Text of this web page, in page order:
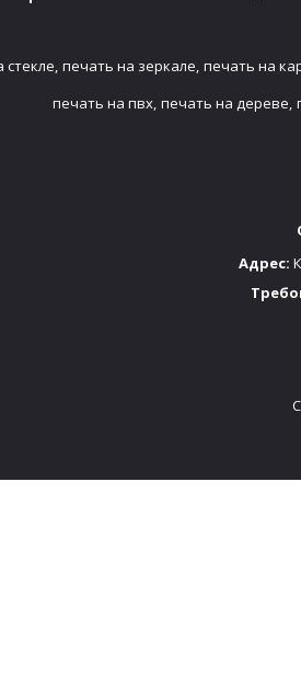
стекле, печать на зеркале, печать на
печать на пвх, печать на дереве,
Адрес: